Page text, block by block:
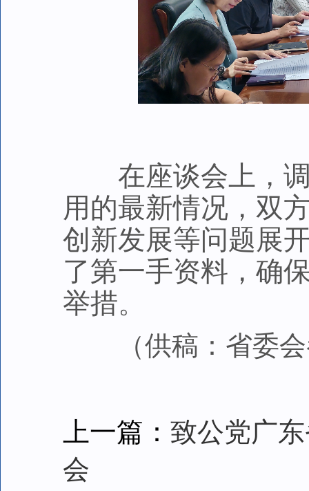
在座谈会上，调
用的最新情况，双
创新发展等问题展
了第一手资料，确
举措。
（供稿：省委会
上一篇： 致公党广
会